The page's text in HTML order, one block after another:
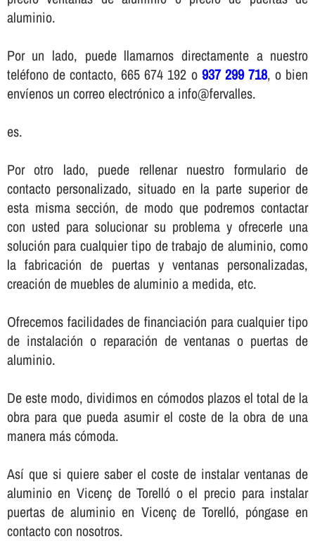
aluminio.
Por un lado, puede llamarnos directamente a nuestro
teléfono de contacto, 665 674 192 o 937 299 718, o bien
enví­enos un correo electrónico a info@fervalles.
es.
Por otro lado, puede rellenar nuestro formulario de
contacto personalizado, situado en la parte superior de
esta misma sección, de modo que podremos contactar
con usted para solucionar su problema y ofrecerle una
solución para cualquier tipo de trabajo de aluminio, como
la fabricación de puertas y ventanas personalizadas,
creación de muebles de aluminio a medida, etc.
Ofrecemos facilidades de financiación para cualquier tipo
de instalación o reparación de ventanas o puertas de
aluminio.
De este modo, dividimos en cómodos plazos el total de la
obra para que pueda asumir el coste de la obra de una
manera más cómoda.
Así­ que si quiere saber el coste de instalar ventanas de
aluminio en Vicenç de Torelló o el precio para instalar
puertas de aluminio en Vicenç de Torelló, póngase en
contacto con nosotros.